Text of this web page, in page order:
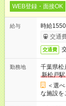
WEB登録・面接OK
給与
時給
交通
交通費
勤務地
千葉県松
新松戸駅
＜選
な施設を